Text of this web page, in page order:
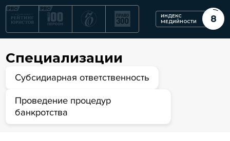
ИНДЕКС
МЕДИЙНОСТИ
8
Специализации
Субсидиарная ответственность
Проведение процедур
банкротства